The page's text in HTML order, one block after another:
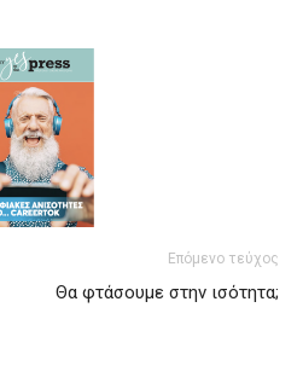
Επόμενο τεύχος
Θα φτάσουμε στην ισότητα;